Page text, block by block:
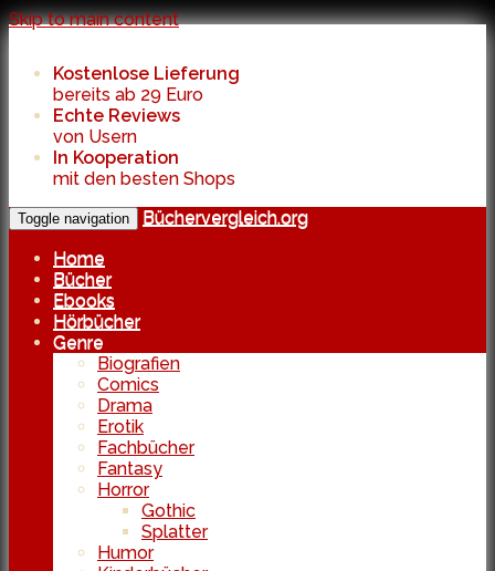
Skip to main content
Kostenlose Lieferung
bereits ab 29 Euro
Echte Reviews
von Usern
In Kooperation
mit den besten Shops
Toggle navigation
Büchervergleich.org
Home
Bücher
Ebooks
Hörbücher
Genre
Biografien
Comics
Drama
Erotik
Fachbücher
Fantasy
Horror
Gothic
Splatter
Humor